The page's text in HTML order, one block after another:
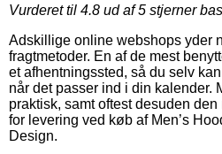
Vurderet til 4.8 ud af 5 stjerner
Adskillige online webshops yder
fragtmetoder. En af de mest
et afhentningssted, så du selv
når det passer ind i din kalender.
praktisk, samt oftest desuden
for levering ved køb af Men’s
Design.